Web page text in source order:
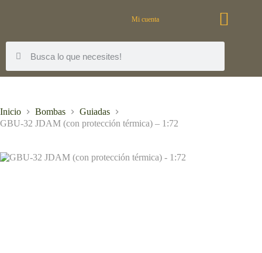
Mi cuenta
Inicio Bombas
Guiadas
GBU-32 JDAM (con protección térmica) – 1:72